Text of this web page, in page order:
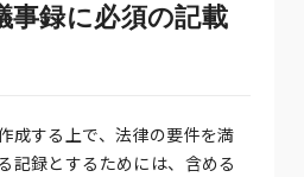
事録に必須の記載
成する上で、法律の要件を満
記録とするためには、含める